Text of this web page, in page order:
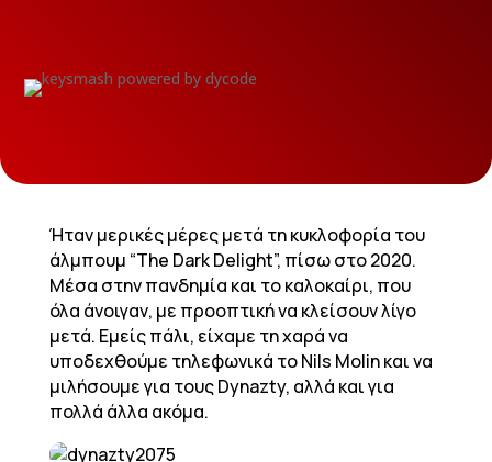
Ήταν μερικές μέρες μετά τη κυκλοφορία του
άλμπουμ “The Dark Delight”, πίσω στο 2020.
Μέσα στην πανδημία και το καλοκαίρι, που
όλα άνοιγαν, με προοπτική να κλείσουν λίγο
μετά. Εμείς πάλι, είχαμε τη χαρά να
υποδεχθούμε τηλεφωνικά το Nils Molin και να
μιλήσουμε για τους Dynazty, αλλά και για
πολλά άλλα ακόμα.